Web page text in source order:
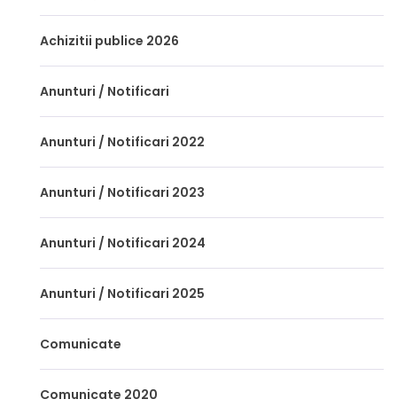
Achizitii publice 2026
Anunturi / Notificari
Anunturi / Notificari 2022
Anunturi / Notificari 2023
Anunturi / Notificari 2024
Anunturi / Notificari 2025
Comunicate
Comunicate 2020